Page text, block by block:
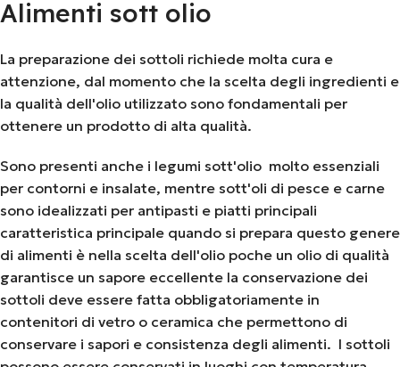
Alimenti sott olio
La preparazione dei sottoli richiede molta cura e
attenzione, dal momento che la scelta degli ingredienti e
la qualità dell'olio utilizzato sono fondamentali per
ottenere un prodotto di alta qualità.
Sono presenti anche i legumi sott'olio molto essenziali
per contorni e insalate, mentre sott'oli di pesce e carne
sono idealizzati per antipasti e piatti principali
caratteristica principale quando si prepara questo genere
di alimenti è nella scelta dell'olio poche un olio di qualità
garantisce un sapore eccellente la conservazione dei
sottoli deve essere fatta obbligatoriamente in
contenitori di vetro o ceramica che permettono di
conservare i sapori e consistenza degli alimenti. I sottoli